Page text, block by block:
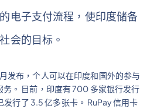
电子支付流程，使印度储备
会的目标。
发布，个人可以在印度和国外的参与
。 目前，印度有 700 多家银行发行
行了 3.5 亿多张卡。 RuPay 信用卡